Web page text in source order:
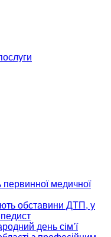
медичної
обставини ДТП, у
день сім’ї